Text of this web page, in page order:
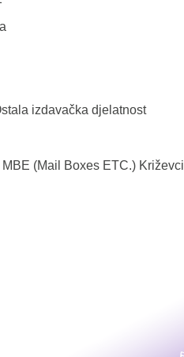
izdavačka djelatnost
(Mail Boxes ETC.) Križevci